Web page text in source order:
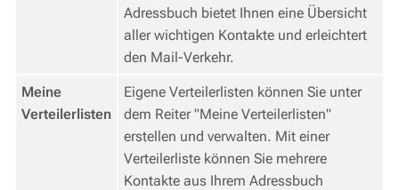
Adressbuch bietet Ihnen eine Übersicht
aller wichtigen Kontakte und erleichtert
den Mail-Verkehr.
Meine
Verteilerlisten
Eigene Verteilerlisten können Sie unter
dem Reiter "Meine Verteilerlisten"
erstellen und verwalten. Mit einer
Verteilerliste können Sie mehrere
Kontakte aus Ihrem Adressbuch